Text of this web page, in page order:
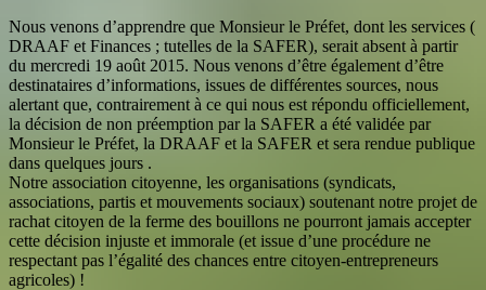
Nous venons d’apprendre que Monsieur le Préfet, dont les services (
DRAAF et Finances ; tutelles de la SAFER), serait absent à partir
du mercredi 19 août 2015. Nous venons d’être également d’être
destinataires d’informations, issues de différentes sources, nous
alertant que, contrairement à ce qui nous est répondu officiellement,
la décision de non préemption par la SAFER a été validée par
Monsieur le Préfet, la DRAAF et la SAFER et sera rendue publique
dans quelques jours .
Notre association citoyenne, les organisations (syndicats,
associations, partis et mouvements sociaux) soutenant notre projet de
rachat citoyen de la ferme des bouillons ne pourront jamais accepter
cette décision injuste et immorale (et issue d’une procédure ne
respectant pas l’égalité des chances entre citoyen-entrepreneurs
agricoles) !